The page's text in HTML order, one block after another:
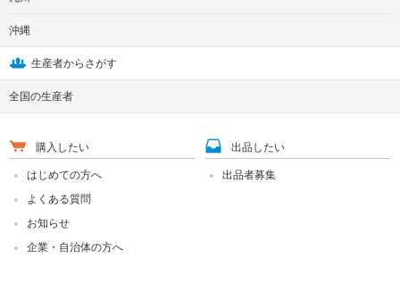
沖縄
生産者からさがす
全国の生産者
購入したい
はじめての方へ
よくある質問
お知らせ
企業・自治体の方へ
出品したい
出品者募集